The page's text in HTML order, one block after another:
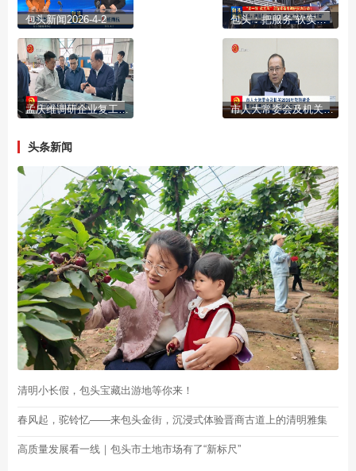
包头新闻2026-4-2 包头：把服务“软实力”转化为产业发展“硬支撑”
孟庆维调研企业复工复产工作 市人大常委会及机关2026年党的建设暨党风廉政建设工作会议召开
头条新闻
清明小长假，包头宝藏出游地等你来！
春风起，驼铃忆——来包头金街，沉浸式体验晋商古道上的清明雅集
高质量发展看一线｜包头市土地市场有了“新标尺”